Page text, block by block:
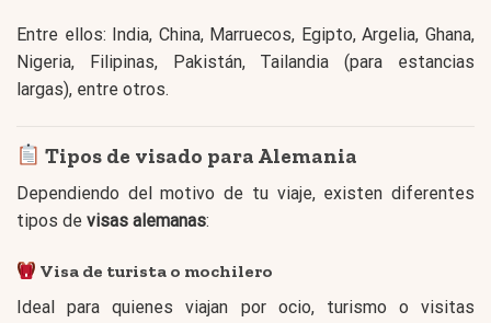
Entre ellos: India, China, Marruecos, Egipto, Argelia, Ghana,
Nigeria, Filipinas, Pakistán, Tailandia (para estancias
largas), entre otros.
Tipos de visado para Alemania
Dependiendo del motivo de tu viaje, existen diferentes
tipos de visas alemanas:
Visa de turista o mochilero
Ideal para quienes viajan por ocio, turismo o visitas